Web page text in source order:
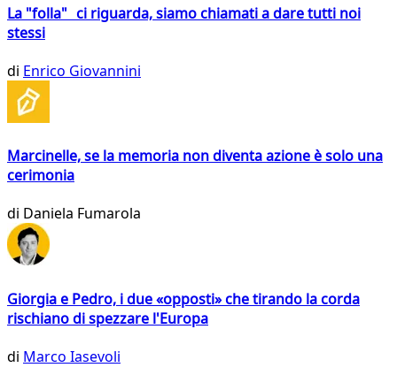
La "folla" ci riguarda, siamo chiamati a dare tutti noi
stessi
di Enrico Giovannini
Marcinelle, se la memoria non diventa azione è solo una
cerimonia
di Daniela Fumarola
Giorgia e Pedro, i due «opposti» che tirando la corda
rischiano di spezzare l'Europa
di Marco Iasevoli